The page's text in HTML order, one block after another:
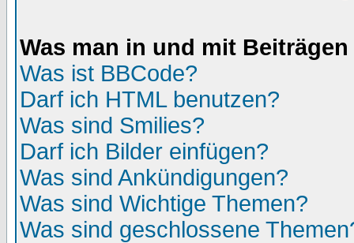
Was man in und mit
Was ist BBCode?
Darf ich HTML benutzen?
Was sind Smilies?
Darf ich Bilder einfügen?
Was sind Ankündigungen?
Was sind Wichtige Themen?
Was sind geschlossene